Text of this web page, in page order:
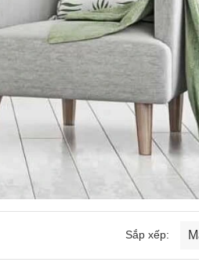
Sắp xếp: